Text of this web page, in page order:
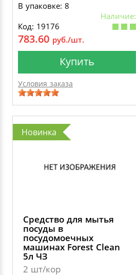
В упаковке: 8
Наличие:
Код: 19176
783.60 руб./шт.
Купить
Условия заказа
Новинка
Средство для мытья
посуды в
посудомоечных
машинах Forest Clean
5л ЧЗ
2 шт/кор